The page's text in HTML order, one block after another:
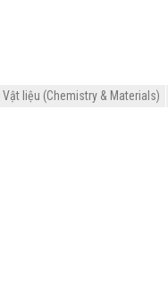
liệu (Chemistry & Materials)